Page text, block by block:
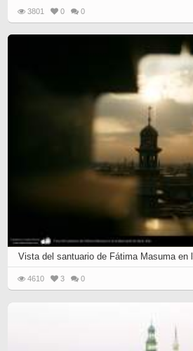
3801 0 0
Vista del santuario de Fátima Masuma en
4610 3 0